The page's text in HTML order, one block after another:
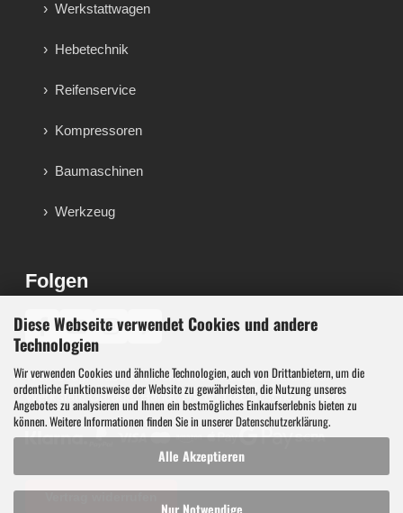
Diese Webseite verwendet Cookies und andere
Technologien
Wir verwenden Cookies und ähnliche Technologien, auch von Drittanbietern, um die
ordentliche Funktionsweise der Website zu gewährleisten, die Nutzung unseres
Angebotes zu analysieren und Ihnen ein bestmögliches Einkaufserlebnis bieten zu
können. Weitere Informationen finden Sie in unsererDatenschutzerklärung.
Alle Akzeptieren
Nur Notwendige
Werkstattwagen
Hebetechnik
Reifenservice
Kompressoren
Baumaschinen
Werkzeug
Folgen
♪
Werkzeug, Maschinen und Werkstattausstattung für
Werkstatt, Garage, Handwerk und technische Betriebe.